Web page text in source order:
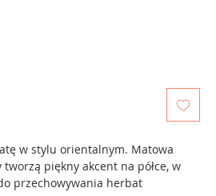
w stylu orientalnym. Matowa
piękny akcent na półce, w
przechowywania herbat